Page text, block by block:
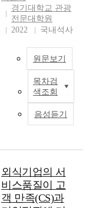
경기대학교 관광
전문대학원
2022
국내석사
원문보기
목차검
색조회
음성듣기
외식기업의 서
비스품질이 고
객 만족(CS)과